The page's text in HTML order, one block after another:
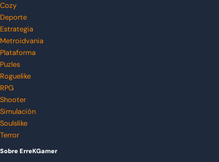
Cozy
Deporte
Estrategia
Metroidvania
Plataforma
Puzles
Roguelike
RPG
Shooter
Simulación
Soulslike
Terror
Sobre ErreKGamer